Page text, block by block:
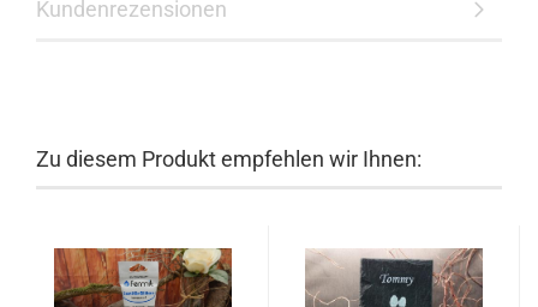
Kundenrezensionen
Zu diesem Produkt empfehlen wir Ihnen: